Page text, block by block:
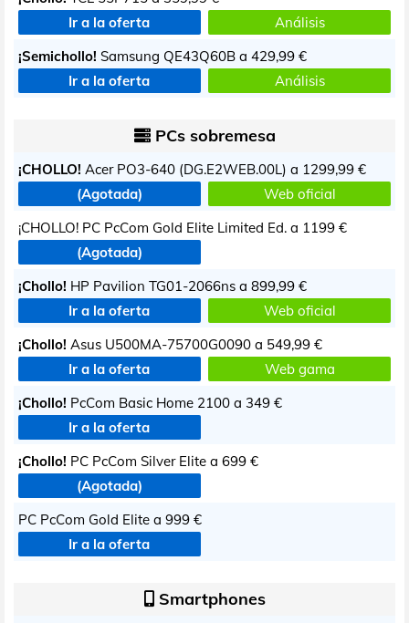
Ir a la oferta
Análisis
¡Semichollo! Samsung QE43Q60B a 429,99 €
Ir a la oferta
Análisis
PCs sobremesa
¡CHOLLO! Acer PO3-640 (DG.E2WEB.00L) a 1299,99 €
(Agotada)
Web oficial
¡CHOLLO! PC PcCom Gold Elite Limited Ed. a 1199 €
(Agotada)
¡Chollo! HP Pavilion TG01-2066ns a 899,99 €
Ir a la oferta
Web oficial
¡Chollo! Asus U500MA-75700G0090 a 549,99 €
Ir a la oferta
Web gama
¡Chollo! PcCom Basic Home 2100 a 349 €
Ir a la oferta
¡Chollo! PC PcCom Silver Elite a 699 €
(Agotada)
PC PcCom Gold Elite a 999 €
Ir a la oferta
Smartphones